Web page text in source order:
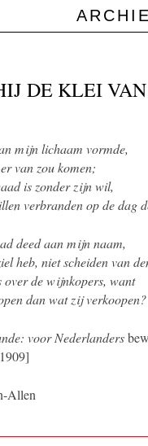
DE KLEI
mijn lichaam vormde,
van zou komen;
is zonder zijn wil,
verbranden op de dag
deed aan mijn naam,
heb, niet scheiden van
de wijnkopers, want
dan wat zij verkoopen?
voor Nederlanders
Allen